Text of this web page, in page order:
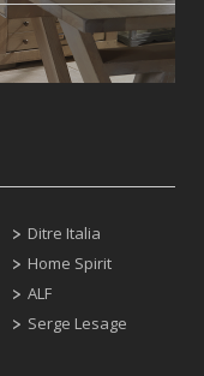
Ditre Italia
Home Spirit
ALF
Serge Lesage